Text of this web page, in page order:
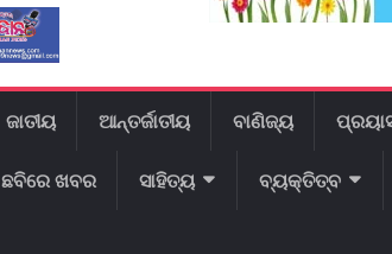
ଜାତୀୟ ଆନ୍ତର୍ଜାତୀୟ ବାଣିଜ୍ୟ
ଛବିରେ ଖବର ସାହିତ୍ୟ ବ୍ୟକ୍ତିତ୍ବ